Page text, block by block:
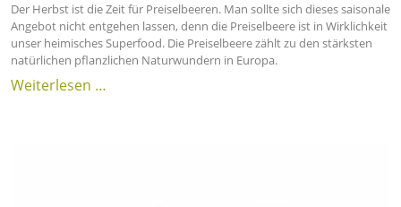
Der Herbst ist die Zeit für Preiselbeeren. Man sollte sich dieses saisonale
Angebot nicht entgehen lassen, denn die Preiselbeere ist in Wirklichkeit
unser heimisches Superfood. Die Preiselbeere zählt zu den stärksten
natürlichen pflanzlichen Naturwundern in Europa.
Weiterlesen …